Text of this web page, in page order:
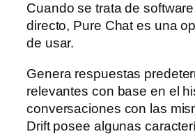
Cuando se trata de
directo, Pure Chat es una
de usar.
Genera respuestas
relevantes con base en el
conversaciones con las
Drift posee algunas